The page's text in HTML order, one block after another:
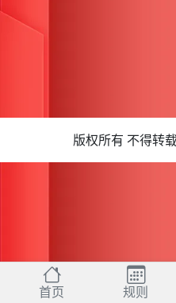
首页 规则
版权所有 不得转